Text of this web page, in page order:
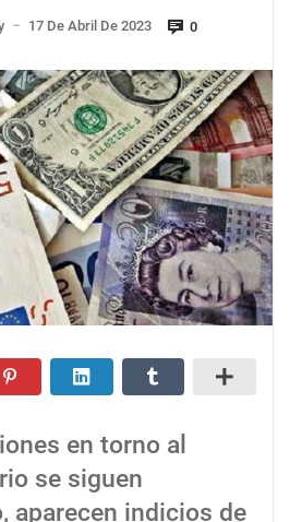
— 17 De Abril De 2023 0
en torno al
se siguen
aparecen indicios de